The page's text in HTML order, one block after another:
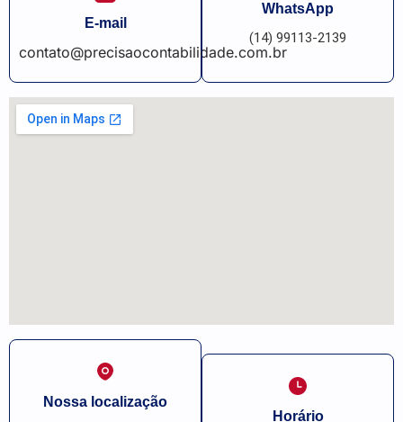
E-mail
contato@precisaocontabilidade.com.br
WhatsApp
(14) 99113-2139
Nossa localização
Horário